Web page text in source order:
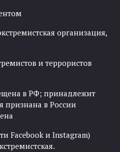
организация,
и террористов
в РФ; принадлежит
признана в России
Facebook и Instagram)